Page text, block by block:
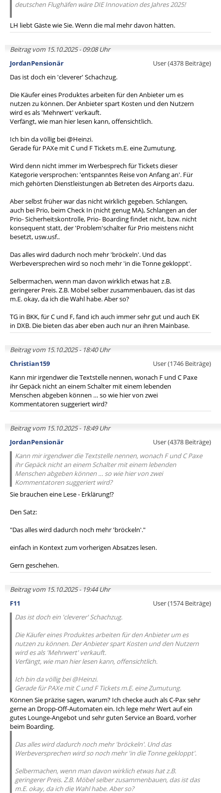
deutschen Flughäfen wäre DIE Innovation des Jahres 2025!
LH liebt Gäste wie Sie. Wenn die mal mehr davon hätten.
Beitrag vom 15.10.2025 - 09:08 Uhr
JordanPensionär
User (4378 Beiträge)
Das ist doch ein 'cleverer' Schachzug.
Die Käufer eines Produktes arbeiten für den Anbieter um es
nutzen zu können. Der Anbieter spart Kosten und den Nutzern
wird es als 'Mehrwert' verkauft.
Verfängt, wie man hier lesen kann, offensichtlich.
Ich bin da völlig bei @Heinzi.
Gerade für PAXe mit C und F Tickets m.E. eine Zumutung.
Wird denn nicht immer im Werbesprech für Tickets dieser
Kategorie versprochen: 'entspanntes Reise von Anfang an'. Für
mich gehörten Dienstleistungen ab Betreten des Airports dazu.
Aber selbst früher war das nicht wirklich gegeben. Schlangen,
auch bei Prio, beim Check In (nicht genug MA), Schlangen an der
Prio- Sicherheitskontrolle, Prio- Boarding findet nicht, bzw. nicht
konsequent statt, der 'Problem'schalter für Prio meistens nicht
besetzt, usw.usf..
Das alles wird dadurch noch mehr 'bröckeln'. Und das
Werbeversprechen wird so noch mehr 'in die Tonne gekloppt'.
Selbermachen, wenn man davon wirklich etwas hat z.B.
geringerer Preis. Z.B. Möbel selber zusammenbauen, das ist das
m.E. okay, da ich die Wahl habe. Aber so?
TG in BKK, für C und F, fand ich auch immer sehr gut und auch EK
in DXB. Die bieten das aber eben auch nur an ihren Mainbase.
Beitrag vom 15.10.2025 - 18:40 Uhr
Christian159
User (1746 Beiträge)
Kann mir irgendwer die Textstelle nennen, wonach F und C Paxe
ihr Gepäck nicht an einem Schalter mit einem lebenden
Menschen abgeben können … so wie hier von zwei
Kommentatoren suggeriert wird?
Beitrag vom 15.10.2025 - 18:49 Uhr
JordanPensionär
User (4378 Beiträge)
Kann mir irgendwer die Textstelle nennen, wonach F und C Paxe
ihr Gepäck nicht an einem Schalter mit einem lebenden
Menschen abgeben können … so wie hier von zwei
Kommentatoren suggeriert wird?
Sie brauchen eine Lese - Erklärung!?
Den Satz:
"Das alles wird dadurch noch mehr 'bröckeln'."
einfach in Kontext zum vorherigen Absatzes lesen.
Gern geschehen.
Beitrag vom 15.10.2025 - 19:44 Uhr
F11
User (1574 Beiträge)
Das ist doch ein 'cleverer' Schachzug.
Die Käufer eines Produktes arbeiten für den Anbieter um es
nutzen zu können. Der Anbieter spart Kosten und den Nutzern
wird es als 'Mehrwert' verkauft.
Verfängt, wie man hier lesen kann, offensichtlich.
Ich bin da völlig bei @Heinzi.
Gerade für PAXe mit C und F Tickets m.E. eine Zumutung.
Können Sie präzise sagen, warum? Ich checke auch als C-Pax sehr
gerne an Dropp-Off-Automaten ein. Ich lege mehr Wert auf ein
gutes Lounge-Angebot und sehr guten Service an Board, vorher
beim Boarding.
Das alles wird dadurch noch mehr 'bröckeln'. Und das
Werbeversprechen wird so noch mehr 'in die Tonne gekloppt'.
Selbermachen, wenn man davon wirklich etwas hat z.B.
geringerer Preis. Z.B. Möbel selber zusammenbauen, das ist das
m.E. okay, da ich die Wahl habe. Aber so?